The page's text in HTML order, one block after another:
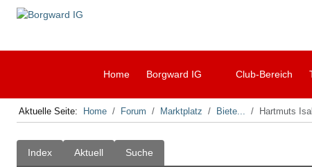
Home Borgward IG Club-Bereich
Aktuelle Seite: Home Forum Marktplatz Biete... Hartmuts
Index Aktuell Suche